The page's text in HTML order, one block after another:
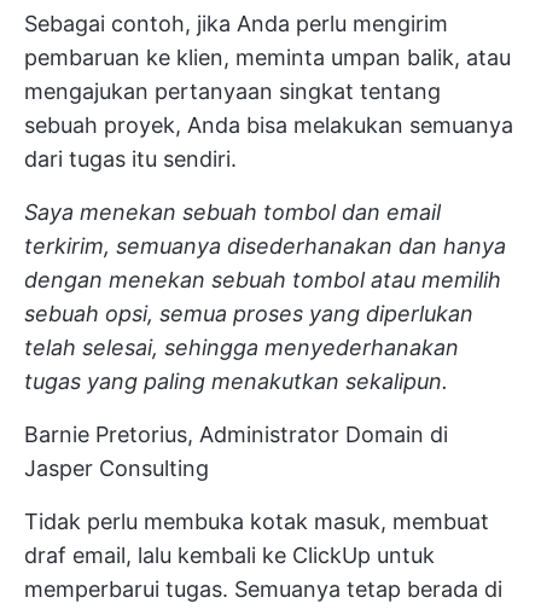
Sebagai contoh, jika Anda perlu mengirim
pembaruan ke klien, meminta umpan balik, atau
mengajukan pertanyaan singkat tentang
sebuah proyek, Anda bisa melakukan semuanya
dari tugas itu sendiri.
Saya menekan sebuah tombol dan email
terkirim, semuanya disederhanakan dan hanya
dengan menekan sebuah tombol atau memilih
sebuah opsi, semua proses yang diperlukan
telah selesai, sehingga menyederhanakan
tugas yang paling menakutkan sekalipun.
Barnie Pretorius, Administrator Domain di
Jasper Consulting
Tidak perlu membuka kotak masuk, membuat
draf email, lalu kembali ke ClickUp untuk
memperbarui tugas. Semuanya tetap berada di